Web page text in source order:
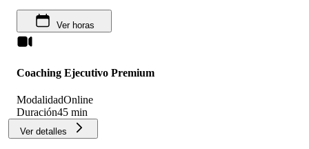
Ver horas
Coaching Ejecutivo Premium
ModalidadOnline
Duración45 min
Ver detalles